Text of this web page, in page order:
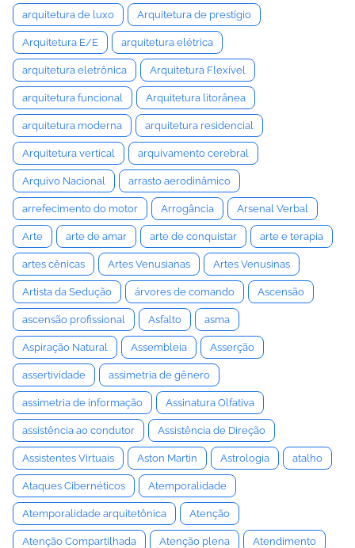
arquitetura de luxo Arquitetura de prestígio
Arquitetura E/E arquitetura elétrica
arquitetura eletrônica Arquitetura Flexível
arquitetura funcional Arquitetura litorânea
arquitetura moderna arquitetura residencial
Arquitetura vertical arquivamento cerebral
Arquivo Nacional arrasto aerodinâmico
arrefecimento do motor Arrogância Arsenal Verbal
Arte arte de amar arte de conquistar arte e terapia
artes cênicas Artes Venusianas Artes Venusinas
Artista da Sedução árvores de comando Ascensão
ascensão profissional Asfalto asma
Aspiração Natural Assembleia Asserção
assertividade assimetria de gênero
assimetria de informação Assinatura Olfativa
assistência ao condutor Assistência de Direção
Assistentes Virtuais Aston Martin Astrologia atalho
Ataques Cibernéticos Atemporalidade
Atemporalidade arquitetônica Atenção
Atenção Compartilhada Atenção plena Atendimento